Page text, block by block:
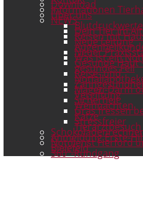
Download
Informationen
Über uns
NEWSBlutdruckwerte
Dein Tier im
Reisen mit
Neue Leitung
Neuer
Was ist ein
Gesunde Haut
gesundes Fell
Reise- und
Magen-Darm
Vergiftung
Sicherheit
Weihnachten
Gras fressen
Katze
Stressfreier
Tierarztbesuch
Schokoladenrechner
Anmeldung Erste-
Notdienst Herford
Bielefeld
360°-Rundgang